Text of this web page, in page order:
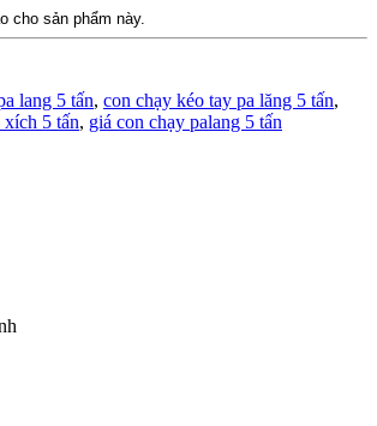
cho sản phẩm này.
lang 5 tấn, con chạy kéo tay pa lăng 5 tấn,
xích 5 tấn, giá con chạy palang 5 tấn